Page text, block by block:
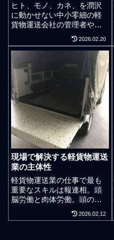
ヒト、モノ、カネ、を潤沢
に動かせない中小零細の軽
貨物運送会社の管理者や業
務委託の個人事業主軽貨物
ドライバーは、要領の悪い
ワンオペに陥ると休みもな
く仕事をすることになる。
個人経営の軽貨物配送ドラ
イバーは現場で荷主様の業
務を「なあなあ」で安請合
いすると性質の良くない多
忙になってしまいます。事
業運営では基本のことです
が、個人事業主の軽貨物ド
ライバーで事業拡張を意識
するなら「ヒト」「モノ」
「カネ」「情報」の4つの軸
で事業計画を固め、展望し
かり、未来像しかり、きち
んと思考をまとめておけば
仕事の安請け合いはゼロ化
グではシフタープロの営業
2026.02.20
現場で解決する軽貨物運送
業の主体性
軽貨物運送業の仕事で最も
重要なスキルは報連相。頭
脳労働と肉体労働。頭のキ
レが悪い軽貨物ドライバー
は肉体労働で仕事をしなが
2026.02.12